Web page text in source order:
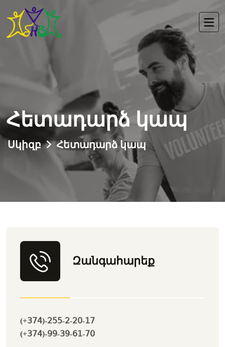
Հետադարձ կապ
Սկիզբ Հետադարձ կապ
Զանգահարեք
(+374)-255-2-20-17
(+374)-99-39-61-70